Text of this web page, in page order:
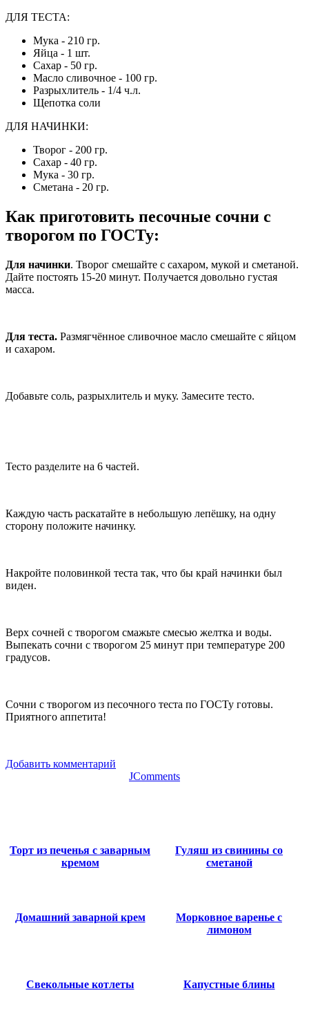
ДЛЯ ТЕСТА:
Мука - 210 гр.
Яйца - 1 шт.
Сахар - 50 гр.
Масло сливочное - 100 гр.
Разрыхлитель - 1/4 ч.л.
Щепотка соли
ДЛЯ НАЧИНКИ:
Творог - 200 гр.
Сахар - 40 гр.
Мука - 30 гр.
Сметана - 20 гр.
Как приготовить песочные сочни с
творогом по ГОСТу:
Для начинки. Творог смешайте с сахаром, мукой и сметаной.
Дайте постоять 15-20 минут. Получается довольно густая
масса.
Для теста. Размягчённое сливочное масло смешайте с яйцом
и сахаром.
Добавьте соль, разрыхлитель и муку. Замесите тесто.
Тесто разделите на 6 частей.
Каждую часть раскатайте в небольшую лепёшку, на одну
сторону положите начинку.
Накройте половинкой теста так, что бы край начинки был
виден.
Верх сочней с творогом смажьте смесью желтка и воды.
Выпекать сочни с творогом 25 минут при температуре 200
градусов.
Сочни с творогом из песочного теста по ГОСТу готовы.
Приятного аппетита!
Добавить комментарий
JComments
Торт из печенья с заварным
кремом
Гуляш из свинины со
сметаной
Домашний заварной крем
Морковное варенье с
лимоном
Свекольные котлеты Капустные блины